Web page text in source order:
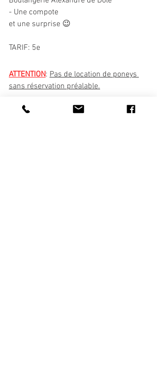
- Une compote
et une surprise 😉
TARIF: 5e
ATTENTION: Pas de location de poneys
sans réservation préalable.